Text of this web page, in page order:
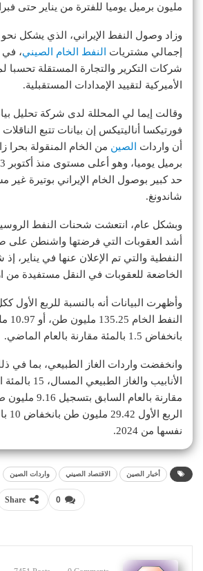
مليون برميل يوميا للفترة من يناير حتى
إجمالي مشتريات
النفط الخام الصيني،
شركات التكرير والتجارة المستقلة تحسبا
الأميركية لتقييد الإمدادات المستقبلية.
وقالت إيما لي المحللة لدى شركة تحليل
فورتيكسا أناليتيكس إن بيانات تتبع
أن واردات
الصين
حد كبير بوصول الخام الإيراني بوتيرة غير
شاندونغ.
وبشكل عام، انتعشت شحنات النفط
أشد العقوبات التي فرضتها واشنطن على
النفطية والتي تم الإعلان عنها في يناير،
الخاضعة للعقوبات في النقل مستفيدة من
وأظهرت البيانات أنه بالنسبة للربع
بانخفاض 1.5 بالمئة مقارنة بالعام الماضي.
وانخفضت واردات الغاز الطبيعي، بما في
الأنابيب والغاز
مقارنة بالعام
نفسها من 2024.
أخبار الصين الاقتصاد الصيني واردات الصين
0
Share